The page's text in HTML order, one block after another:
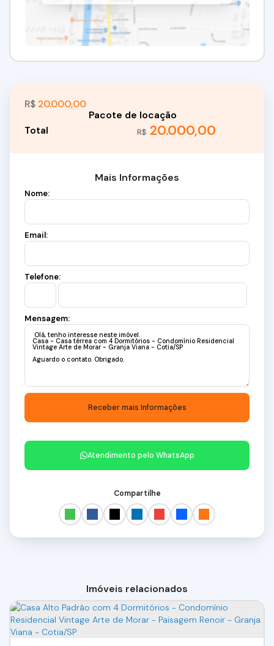
R$ 20.000,00
R$ 20.000,00
Mais Informações
Nome:
Email:
Telefone:
Mensagem:
Atendimento pelo WhatsApp
Compartilhe
Imóveis relacionados